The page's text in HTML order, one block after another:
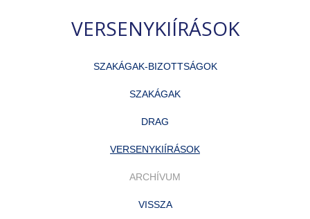
VERSENYKIÍRÁSOK
SZAKÁGAK-BIZOTTSÁGOK
SZAKÁGAK
DRAG
VERSENYKIÍRÁSOK
ARCHÍVUM
VISSZA